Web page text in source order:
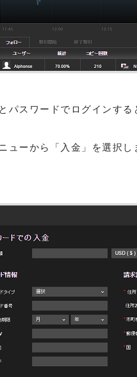
パスワードでログインす
ューから「入金」を選択